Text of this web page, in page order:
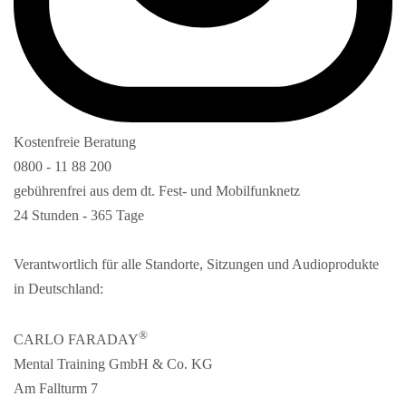
Kostenfreie Beratung
0800 - 11 88 200
gebührenfrei aus dem dt. Fest- und Mobilfunknetz
24 Stunden - 365 Tage
Verantwortlich für alle Standorte, Sitzungen und Audioprodukte
in Deutschland:
CARLO FARADAY®
Mental Training GmbH & Co. KG
Am Fallturm 7